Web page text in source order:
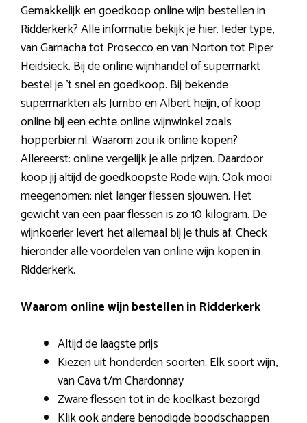
Gemakkelijk en goedkoop online wijn bestellen in
Ridderkerk? Alle informatie bekijk je hier. Ieder type,
van Garnacha tot Prosecco en van Norton tot Piper
Heidsieck. Bij de online wijnhandel of supermarkt
bestel je ’t snel en goedkoop. Bij bekende
supermarkten als Jumbo en Albert heijn, of koop
online bij een echte online wijnwinkel zoals
hopperbier.nl. Waarom zou ik online kopen?
Allereerst: online vergelijk je alle prijzen. Daardoor
koop jij altijd de goedkoopste Rode wijn. Ook mooi
meegenomen: niet langer flessen sjouwen. Het
gewicht van een paar flessen is zo 10 kilogram. De
wijnkoerier levert het allemaal bij je thuis af. Check
hieronder alle voordelen van online wijn kopen in
Ridderkerk.
Waarom online wijn bestellen in Ridderkerk
Altijd de laagste prijs
Kiezen uit honderden soorten. Elk soort wijn,
van Cava t/m Chardonnay
Zware flessen tot in de koelkast bezorgd
Klik ook andere benodigde boodschappen